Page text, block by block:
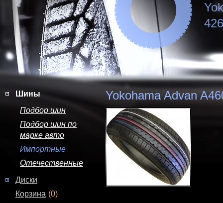
Шины
Подбор шин
Подбор шин по
марке авто
Импортные
Отечественные
Диски
Корзина (0)
Yokohama Advan